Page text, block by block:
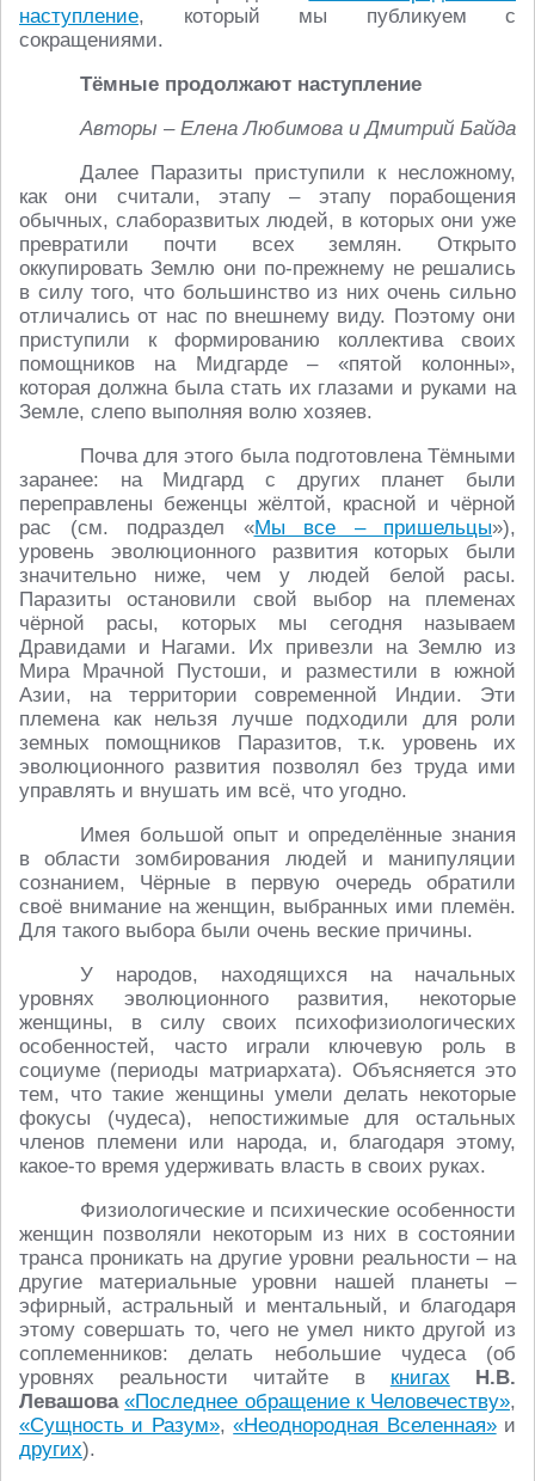
наступление, который мы публикуем с
сокращениями.
Тёмные продолжают наступление
Авторы – Елена Любимова и Дмитрий Байда
Далее Паразиты приступили к несложному,
как они считали, этапу – этапу порабощения
обычных, слаборазвитых людей, в которых они уже
превратили почти всех землян. Открыто
оккупировать Землю они по-прежнему не решались
в силу того, что большинство из них очень сильно
отличались от нас по внешнему виду. Поэтому они
приступили к формированию коллектива своих
помощников на Мидгарде – «пятой колонны»,
которая должна была стать их глазами и руками на
Земле, слепо выполняя волю хозяев.
Почва для этого была подготовлена Тёмными
заранее: на Мидгард с других планет были
переправлены беженцы жёлтой, красной и чёрной
рас (см. подраздел «Мы все – пришельцы»),
уровень эволюционного развития которых были
значительно ниже, чем у людей белой расы.
Паразиты остановили свой выбор на племенах
чёрной расы, которых мы сегодня называем
Дравидами и Нагами. Их привезли на Землю из
Мира Мрачной Пустоши, и разместили в южной
Азии, на территории современной Индии. Эти
племена как нельзя лучше подходили для роли
земных помощников Паразитов, т.к. уровень их
эволюционного развития позволял без труда ими
управлять и внушать им всё, что угодно.
Имея большой опыт и определённые знания
в области зомбирования людей и манипуляции
сознанием, Чёрные в первую очередь обратили
своё внимание на женщин, выбранных ими племён.
Для такого выбора были очень веские причины.
У народов, находящихся на начальных
уровнях эволюционного развития, некоторые
женщины, в силу своих психофизиологических
особенностей, часто играли ключевую роль в
социуме (периоды матриархата). Объясняется это
тем, что такие женщины умели делать некоторые
фокусы (чудеса), непостижимые для остальных
членов племени или народа, и, благодаря этому,
какое-то время удерживать власть в своих руках.
Физиологические и психические особенности
женщин позволяли некоторым из них в состоянии
транса проникать на другие уровни реальности – на
другие материальные уровни нашей планеты –
эфирный, астральный и ментальный, и благодаря
этому совершать то, чего не умел никто другой из
соплеменников: делать небольшие чудеса (об
уровнях реальности читайте в книгах
Н.В.
Левашова «Последнее обращение к Человечеству»,
«Сущность и Разум»,«Неоднородная Вселенная»и
других).